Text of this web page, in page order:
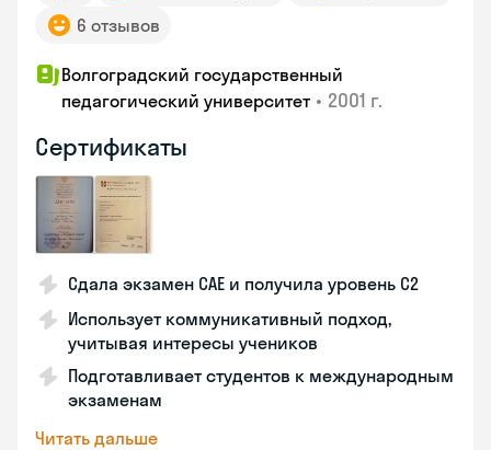
6 отзывов
Волгоградский государственный
педагогический университет • 2001 г.
Сертификаты
Сдала экзамен CAE и получила уровень С2
Использует коммуникативный подход,
учитывая интересы учеников
Подготавливает студентов к международным
экзаменам
Читать дальше